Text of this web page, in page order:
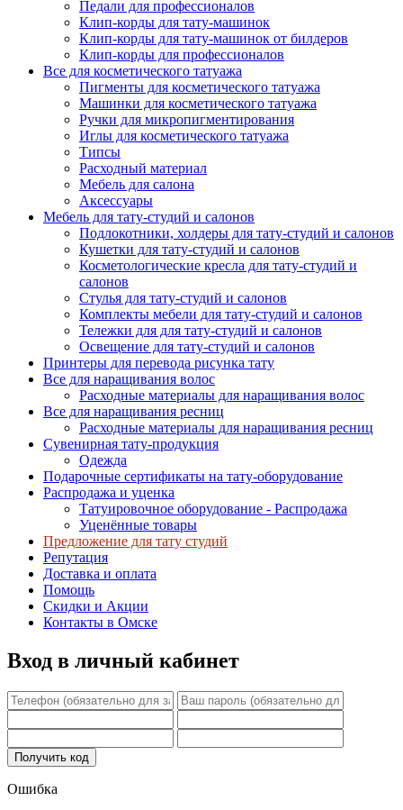
Педали для профессионалов
Клип-корды для тату-машинок
Клип-корды для тату-машинок от билдеров
Клип-корды для профессионалов
Все для косметического татуажа
Пигменты для косметического татуажа
Машинки для косметического татуажа
Ручки для микропигментирования
Иглы для косметического татуажа
Типсы
Расходный материал
Мебель для салона
Аксессуары
Мебель для тату-студий и салонов
Подлокотники, холдеры для тату-студий и салонов
Кушетки для тату-студий и салонов
Косметологические кресла для тату-студий и
салонов
Стулья для тату-студий и салонов
Комплекты мебели для тату-студий и салонов
Тележки для для тату-студий и салонов
Освещение для тату-студий и салонов
Принтеры для перевода рисунка тату
Все для наращивания волос
Расходные материалы для наращивания волос
Все для наращивания ресниц
Расходные материалы для наращивания ресниц
Сувенирная тату-продукция
Одежда
Подарочные сертификаты на тату-оборудование
Распродажа и уценка
Татуировочное оборудование - Распродажа
Уценённые товары
Предложение для тату студий
Репутация
Доставка и оплата
Помощь
Скидки и Акции
Контакты в Омске
Вход в личный кабинет
Ошибка